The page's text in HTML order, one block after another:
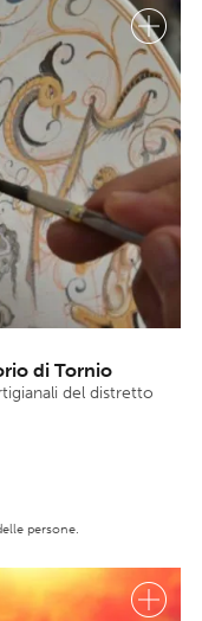
di Tornio
del distretto
persone.